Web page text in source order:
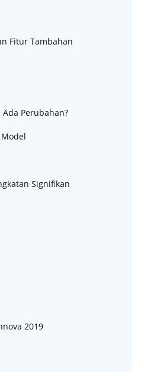
Fitur Tambahan
Perubahan?
Signifikan
2019